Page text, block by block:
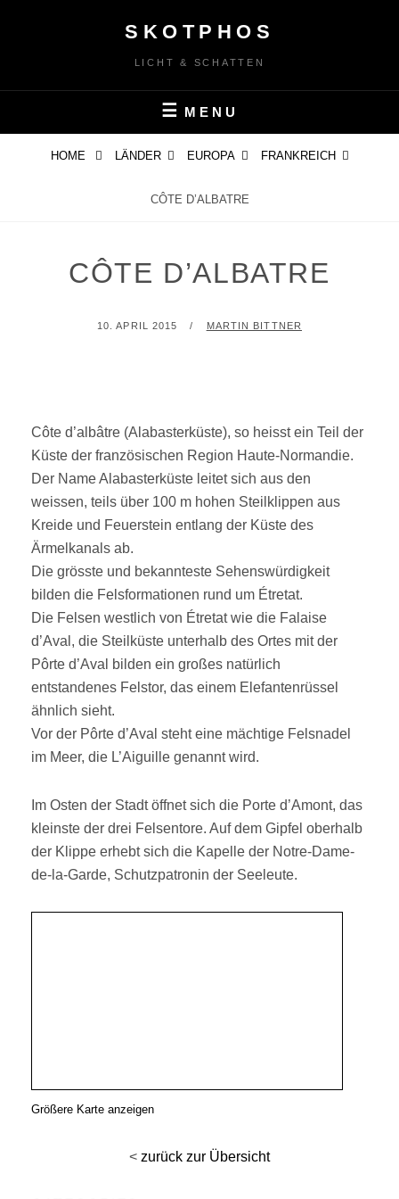
SKOTPHOS
LICHT & SCHATTEN
MENU
HOME LÄNDER EUROPA FRANKREICH
CÔTE D’ALBATRE
CÔTE D’ALBATRE
POSTED
10. APRIL 2015 BY
MARTIN BITTNER
Côte d’albâtre (Alabasterküste), so heisst ein Teil der
Küste der französischen Region Haute-Normandie.
Der Name Alabasterküste leitet sich aus den
weissen, teils über 100 m hohen Steilklippen aus
Kreide und Feuerstein entlang der Küste des
Ärmelkanals ab.
Die grösste und bekannteste Sehenswürdigkeit
bilden die Felsformationen rund um Étretat.
Die Felsen westlich von Étretat wie die Falaise
d’Aval, die Steilküste unterhalb des Ortes mit der
Pôrte d’Aval bilden ein großes natürlich
entstandenes Felstor, das einem Elefantenrüssel
ähnlich sieht.
Vor der Pôrte d’Aval steht eine mächtige Felsnadel
im Meer, die L’Aiguille genannt wird.
Im Osten der Stadt öffnet sich die Porte d’Amont, das
kleinste der drei Felsentore. Auf dem Gipfel oberhalb
der Klippe erhebt sich die Kapelle der Notre-Dame-
de-la-Garde, Schutzpatronin der Seeleute.
Größere Karte anzeigen
< zurück zur Übersicht